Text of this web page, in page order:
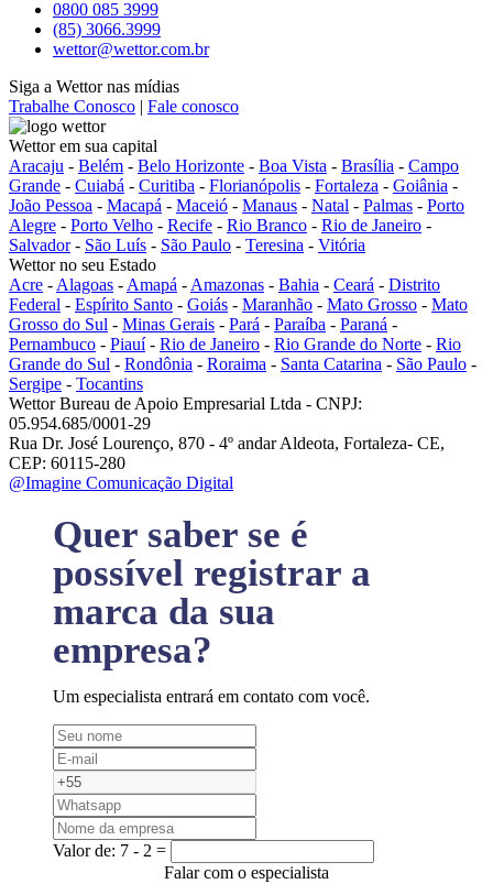
0800 085 3999
(85) 3066.3999
wettor@wettor.com.br
Siga a Wettor nas mídias
Trabalhe Conosco | Fale conosco
Wettor em sua capital
Aracaju - Belém - Belo Horizonte - Boa Vista - Brasília - Campo
Grande - Cuiabá - Curitiba - Florianópolis - Fortaleza - Goiânia -
João Pessoa - Macapá - Maceió - Manaus - Natal - Palmas - Porto
Alegre - Porto Velho - Recife - Rio Branco - Rio de Janeiro -
Salvador- São Luís - São Paulo - Teresina - Vitória
Wettor no seu Estado
Acre - Alagoas - Amapá - Amazonas - Bahia - Ceará - Distrito
Federal - Espírito Santo - Goiás - Maranhão - Mato Grosso - Mato
Grosso do Sul - Minas Gerais - Pará - Paraíba - Paraná -
Pernambuco - Piauí- Rio de Janeiro - Rio Grande do Norte - Rio
Grande do Sul - Rondônia - Roraima - Santa Catarina - São Paulo -
Sergipe - Tocantins
Wettor Bureau de Apoio Empresarial Ltda - CNPJ:
05.954.685/0001-29
Rua Dr. José Lourenço, 870 - 4º andar Aldeota, Fortaleza- CE,
CEP: 60115-280
@Imagine Comunicação Digital
Quer saber se é
possível registrar a
marca da sua
empresa?
Um especialista entrará em contato com você.
Valor de: 7 - 2 =
Falar com o especialista